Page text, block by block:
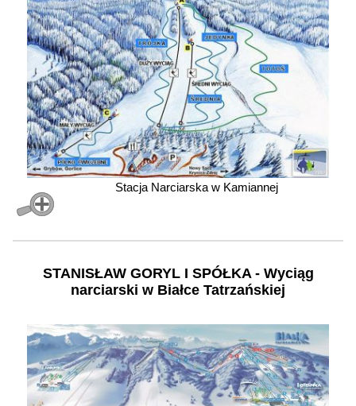
Stacja Narciarska w Kamiannej
STANISŁAW GORYL I SPÓŁKA - Wyciąg
narciarski w Białce Tatrzańskiej